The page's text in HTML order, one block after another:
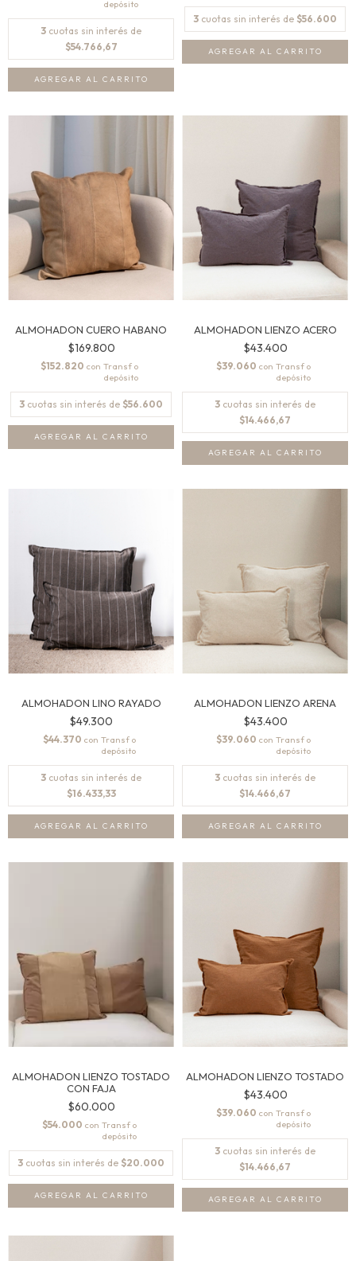
3 cuotas sin interés de
$54.766,67
AGREGAR AL CARRITO
3 cuotas sin interés de $56.600
AGREGAR AL CARRITO
ALMOHADON CUERO HABANO
$169.800
$152.820 con
3 cuotas sin interés de $56.600
AGREGAR AL CARRITO
ALMOHADON LIENZO ACERO
$43.400
$39.060 con
3 cuotas sin interés de
$14.466,67
AGREGAR AL CARRITO
ALMOHADON LINO RAYADO
$49.300
$44.370 con
3 cuotas sin interés de
$16.433,33
AGREGAR AL CARRITO
ALMOHADON LIENZO ARENA
$43.400
$39.060 con
3 cuotas sin interés de
$14.466,67
AGREGAR AL CARRITO
ALMOHADON LIENZO TOSTADO
CON FAJA
$60.000
$54.000 con
3 cuotas sin interés de $20.000
AGREGAR AL CARRITO
ALMOHADON LIENZO TOSTADO
$43.400
$39.060 con
3 cuotas sin interés de
$14.466,67
AGREGAR AL CARRITO